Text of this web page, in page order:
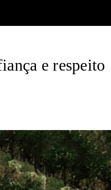
Trabalhe Conosco
e respeito